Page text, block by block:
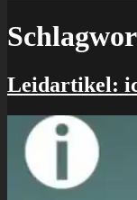
Leidartikel: